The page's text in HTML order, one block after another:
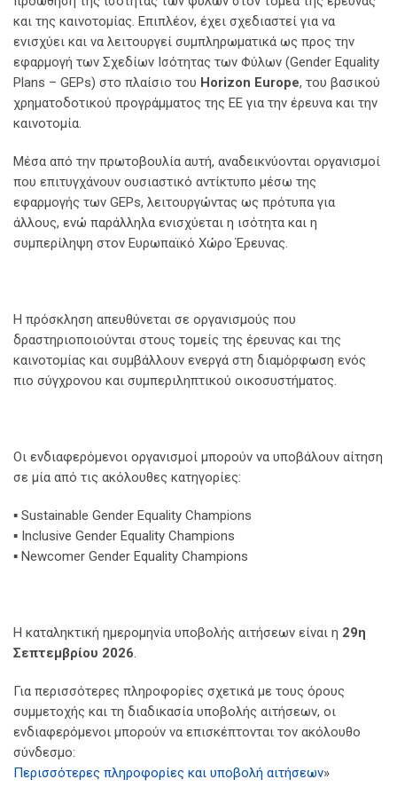
και της καινοτομίας. Επιπλέον, έχει σχεδιαστεί για να
ενισχύει και να λειτουργεί συμπληρωματικά ως προς την
εφαρμογή των Σχεδίων Ισότητας των Φύλων (Gender Equality
Plans – GEPs) στο πλαίσιο του Horizon Europe, του βασικού
χρηματοδοτικού προγράμματος της ΕΕ για την έρευνα και την
καινοτομία.
Μέσα από την πρωτοβουλία αυτή, αναδεικνύονται οργανισμοί
που επιτυγχάνουν ουσιαστικό αντίκτυπο μέσω της
εφαρμογής των GEPs, λειτουργώντας ως πρότυπα για
άλλους, ενώ παράλληλα ενισχύεται η ισότητα και η
συμπερίληψη στον Ευρωπαϊκό Χώρο Έρευνας.
Η πρόσκληση απευθύνεται σε οργανισμούς που
δραστηριοποιούνται στους τομείς της έρευνας και της
καινοτομίας και συμβάλλουν ενεργά στη διαμόρφωση ενός
πιο σύγχρονου και συμπεριληπτικού οικοσυστήματος.
Οι ενδιαφερόμενοι οργανισμοί μπορούν να υποβάλουν αίτηση
σε μία από τις ακόλουθες κατηγορίες:
▪️ Sustainable Gender Equality Champions
▪️ Inclusive Gender Equality Champions
▪️ Newcomer Gender Equality Champions
Η καταληκτική ημερομηνία υποβολής αιτήσεων είναι η 29η
Σεπτεμβρίου 2026
Για περισσότερες πληροφορίες σχετικά με τους όρους
συμμετοχής και τη διαδικασία υποβολής αιτήσεων, οι
ενδιαφερόμενοι μπορούν να επισκέπτονται τον ακόλουθο
σύνδεσμο:
Περισσότερες πληροφορίες και υποβολή αιτήσεων»